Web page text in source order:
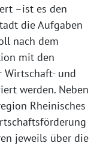
–ist es den
die Aufgaben
nach dem
mit den
Wirtschaft- und
werden. Neben
Rheinisches
jeweils über die